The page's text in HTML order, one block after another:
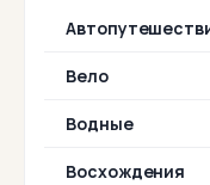
Вело
Водные
Восхождения